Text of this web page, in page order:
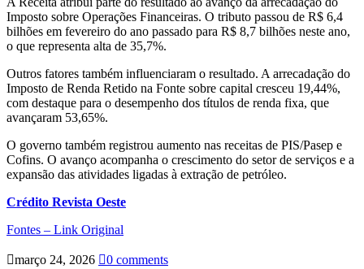
Imposto sobre Operações Financeiras. O tributo passou de R$ 6,4
bilhões em fevereiro do ano passado para R$ 8,7 bilhões neste ano,
o que representa alta de 35,7%.
Outros fatores também influenciaram o resultado. A arrecadação do
Imposto de Renda Retido na Fonte sobre capital cresceu 19,44%,
com destaque para o desempenho dos títulos de renda fixa, que
avançaram 53,65%.
O governo também registrou aumento nas receitas de PIS/Pasep e
Cofins. O avanço acompanha o crescimento do setor de serviços e a
expansão das atividades ligadas à extração de petróleo.
Crédito Revista Oeste
Fontes – Link Original
março 24, 2026
0 comments